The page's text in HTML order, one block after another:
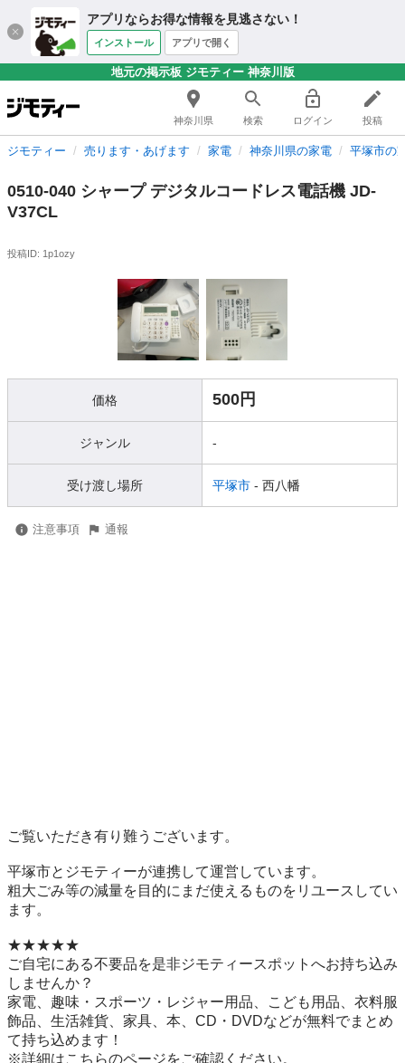
アプリならお得な情報を見逃さない！
インストール アプリで開く
地元の掲示板 ジモティー 神奈川版
神奈川県 検索 ログイン 投稿
ジモティー 売ります・あげます 家電 神奈川県の家電 平塚市の
0510-040 シャープ デジタルコードレス電話機 JD-
V37CL
投稿ID: 1p1ozy
価格 500円
ジャンル -
受け渡し場所 平塚市 - 西八幡
注意事項 通報
ご覧いただき有り難うございます。
平塚市とジモティーが連携して運営しています。
粗⼤ごみ等の減量を⽬的にまだ使えるものをリユースしてい
ます。
★★★★★
ご自宅にある不要品を是非ジモティースポットへお持ち込み
しませんか？
家電、趣味・スポーツ・レジャー用品、こども用品、衣料服
飾品、生活雑貨、家具、本、CD・DVDなどが無料でまとめ
て持ち込めます！